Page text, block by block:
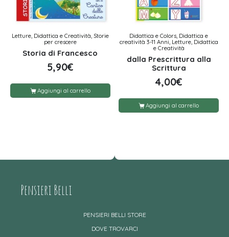
Letture, Didattica e Creatività, Storie
per crescere
Storia di Francesco
5,90€
Aggiungi al carrello
Didattica e Colors, Didattica e
creatività 3-11 Anni, Letture, Didattica
e Creatività
dalla Prescrittura alla
Scrittura
4,00€
Aggiungi al carrello
Pensieri Belli
PENSIERI BELLI STORE
DOVE TROVARCI